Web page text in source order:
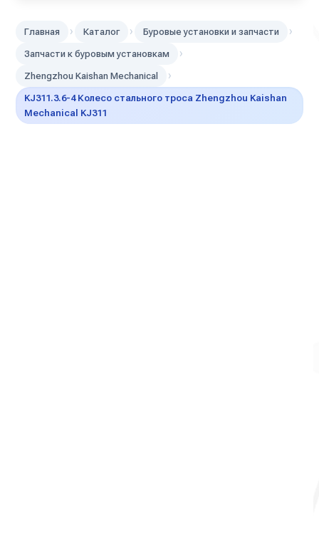
Главная › Каталог › Буровые установки и запчасти ›
Запчасти к буровым установкам ›
Zhengzhou Kaishan Mechanical ›
KJ311.3.6-4 Колесо стального троса Zhengzhou Kaishan
Mechanical KJ311